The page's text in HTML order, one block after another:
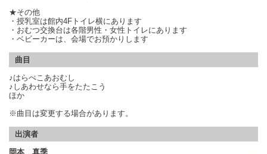
★その他
・授乳室は館内4F トイレ横にあります
・おむつ交換台は各階男性・女性トイレにあります
・ベビーカーは、 会場でお預かりします
曲目
♪はらぺこあおむし
♪しあわせなら手をたたこう
ほか
※曲目は変更する場合があります。
出演者
岡本 真季